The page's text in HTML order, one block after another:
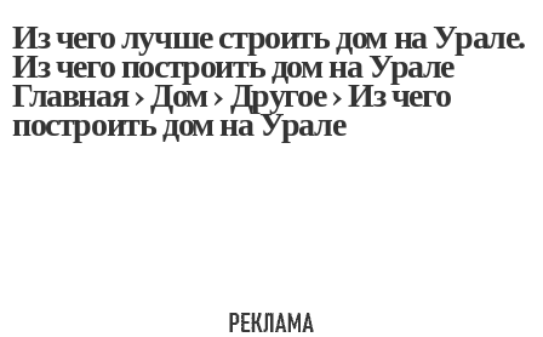
Из чего лучше строить дом на Урале.
Из чего построить дом на Урале
Главная › Дом › Другое › Из чего
построить дом на Урале